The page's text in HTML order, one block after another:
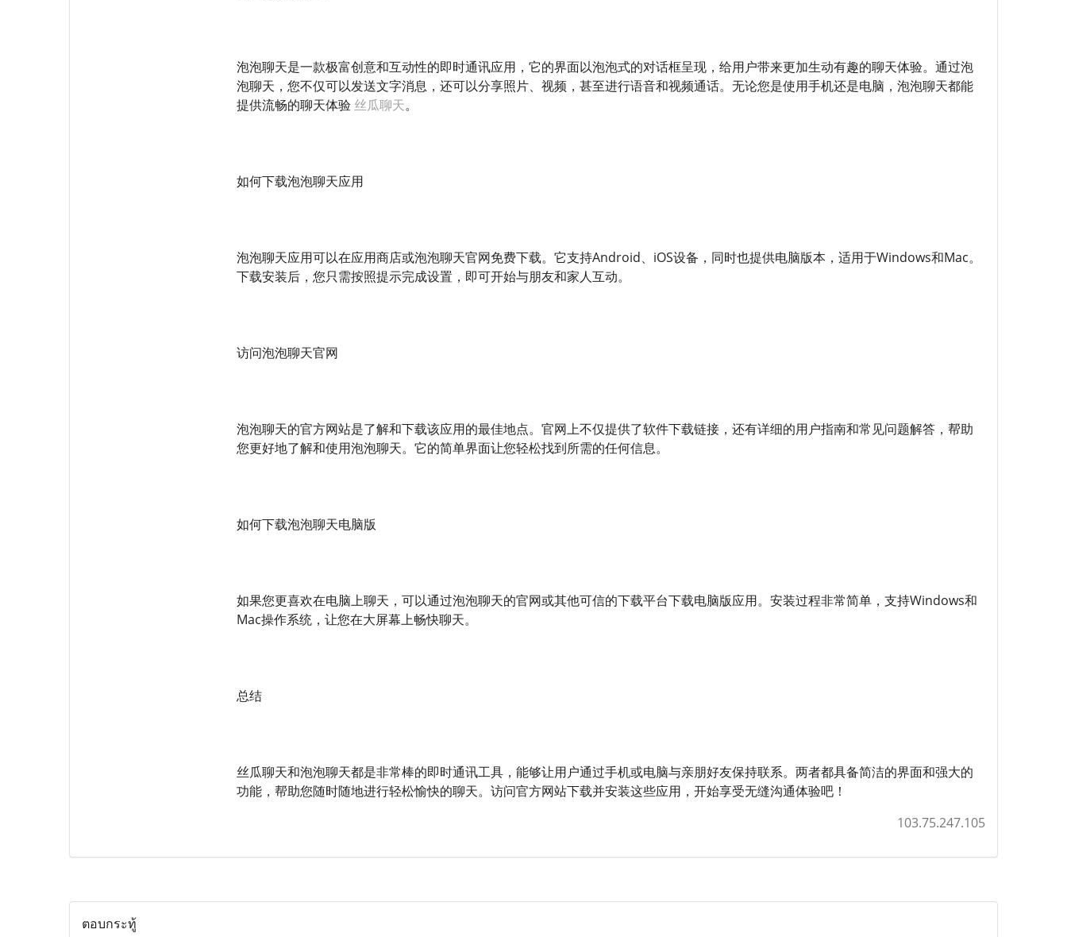
泡泡聊天是一款极富创意和互动性的即时通讯应用，它的界面以泡泡式的对话框呈现，给用户带来更加生动有趣的聊天体验。通过泡
泡聊天，您不仅可以发送文字消息，还可以分享照片、视频，甚至进行语音和视频通话。无论您是使用手机还是电脑，泡泡聊天都能
提供流畅的聊天体验 丝瓜聊天。
如何下载泡泡聊天应用
泡泡聊天应用可以在应用商店或泡泡聊天官网免费下载。它支持Android、iOS设备，同时也提供电脑版本，适用于Windows和Mac。
下载安装后，您只需按照提示完成设置，即可开始与朋友和家人互动。
访问泡泡聊天官网
泡泡聊天的官方网站是了解和下载该应用的最佳地点。官网上不仅提供了软件下载链接，还有详细的用户指南和常见问题解答，帮助
您更好地了解和使用泡泡聊天。它的简单界面让您轻松找到所需的任何信息。
如何下载泡泡聊天电脑版
如果您更喜欢在电脑上聊天，可以通过泡泡聊天的官网或其他可信的下载平台下载电脑版应用。安装过程非常简单，支持Windows和
Mac操作系统，让您在大屏幕上畅快聊天。
总结
丝瓜聊天和泡泡聊天都是非常棒的即时通讯工具，能够让用户通过手机或电脑与亲朋好友保持联系。两者都具备简洁的界面和强大的
功能，帮助您随时随地进行轻松愉快的聊天。访问官方网站下载并安装这些应用，开始享受无缝沟通体验吧！
103.75.247.105
ตอบกระทู้